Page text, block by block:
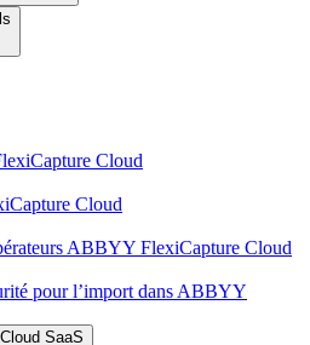
Cloud
Cloud
ABBYY FlexiCapture Cloud
pour l’import dans ABBYY
SaaS